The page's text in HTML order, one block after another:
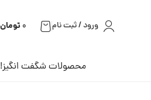
ورود / ثبت نام 0تومان
محصولات شگفت انگیز!